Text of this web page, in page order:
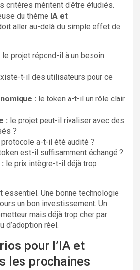
critères méritent d’être étudiés.
du thème IA et
aller au-delà du simple effet de
le projet répond-il à un besoin
t-il des utilisateurs pour ce
: le token a-t-il un rôle clair
: le projet peut-il rivaliser avec des
?
protocole a-t-il été audité ?
est-il suffisamment échangé ?
le prix intègre-t-il déjà trop
essentiel. Une bonne technologie
un bon investissement. Un
mais déjà trop cher par
d’adoption réel.
pour l’IA et
les prochaines